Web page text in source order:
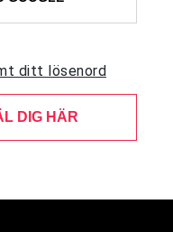
ditt lösenord
DIG HÄR